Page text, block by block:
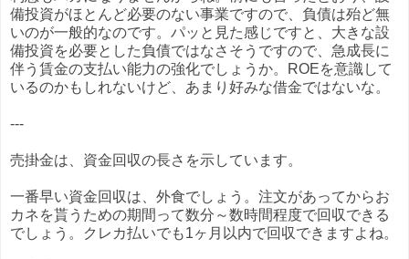
備投資がほとんど必要のない事業ですので、負債は殆ど無
いのが一般的なのです。パッと見た感じですと、大きな設
備投資を必要とした負債ではなさそうですので、急成長に
伴う賃金の支払い能力の強化でしょうか。ROEを意識して
いるのかもしれないけど、あまり好みな借金ではないな。
---
売掛金は、資金回収の長さを示しています。
一番早い資金回収は、外食でしょう。注文があってからお
カネを貰うための期間って数分～数時間程度で回収できる
でしょう。クレカ払いでも1ヶ月以内で回収できますよね。